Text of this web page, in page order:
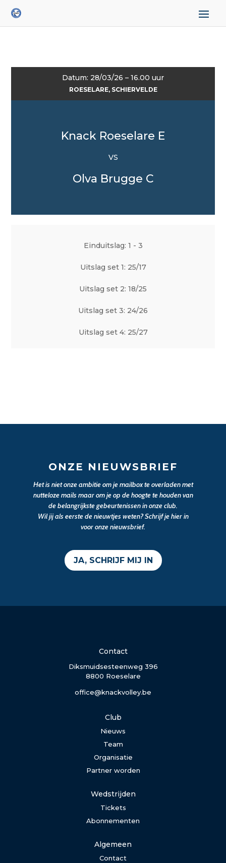
Datum: 28/03/26 – 16.00 uur
ROESELARE, SCHIERVELDE
Knack Roeselare E
VS
Olva Brugge C
Einduitslag: 1 - 3
Uitslag set 1: 25/17
Uitslag set 2: 18/25
Uitslag set 3: 24/26
Uitslag set 4: 25/27
ONZE NIEUWSBRIEF
Het is niet onze ambitie om je mailbox te overladen met
nutteloze mails maar om je op de hoogte te houden van
de belangrijkste gebeurtenissen in onze club.
Wil jij als eerste de nieuwtjes weten? Schrijf je hier in
voor onze nieuwsbrief.
JA, SCHRIJF MIJ IN
Contact
Diksmuidsesteenweg 396
8800 Roeselare
office@knackvolley.be
Club
Nieuws
Team
Organisatie
Partner worden
Wedstrijden
Tickets
Abonnementen
Algemeen
Contact